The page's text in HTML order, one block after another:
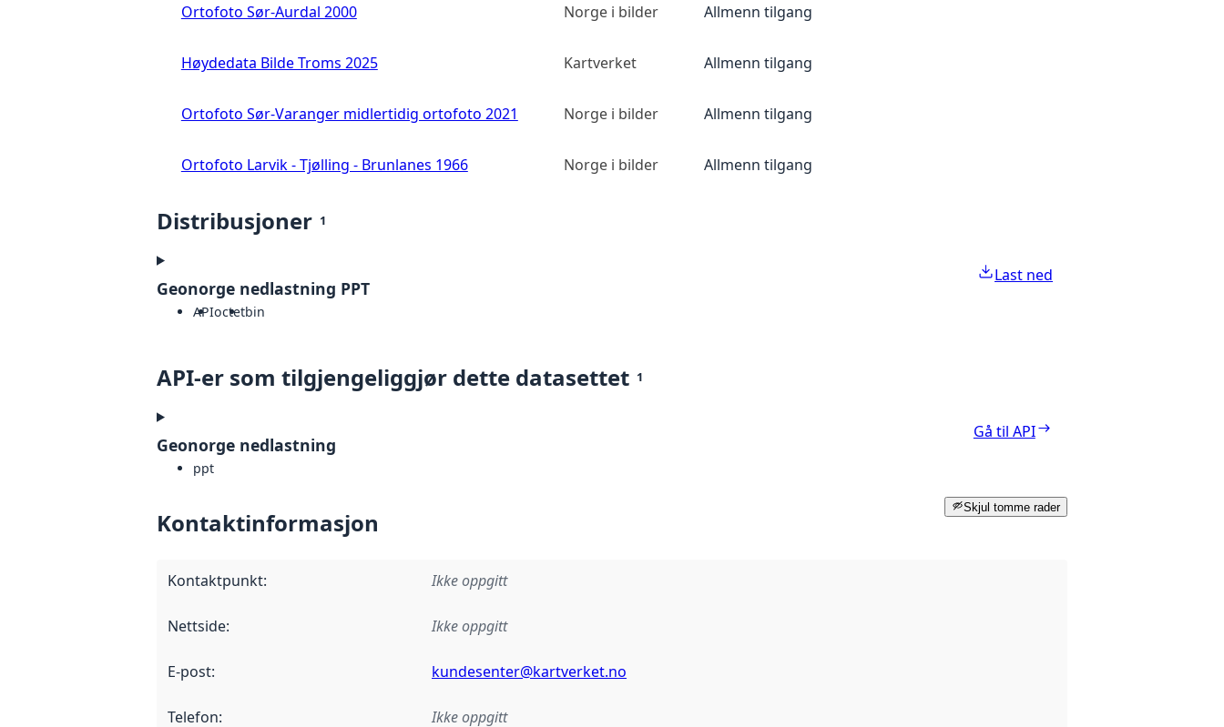
Ortofoto Sør-Aurdal 2000 Norge i bilder Allmenn tilgang
Høydedata Bilde Troms 2025 Kartverket Allmenn tilgang
Ortofoto Sør-Varanger midlertidig ortofoto 2021 Norge i bilder Allmenn tilgang
Ortofoto Larvik - Tjølling - Brunlanes 1966 Norge i bilder Allmenn tilgang
Distribusjoner 1
Geonorge nedlastning PPT
APIoctetbin
Last ned
API-er som tilgjengeliggjør dette datasettet 1
Geonorge nedlastning
ppt
Gå til API
Skjul tomme rader
Kontaktinformasjon
Kontaktpunkt: Ikke oppgitt
Nettside: Ikke oppgitt
E-post: kundesenter@kartverket.no
Telefon: Ikke oppgitt